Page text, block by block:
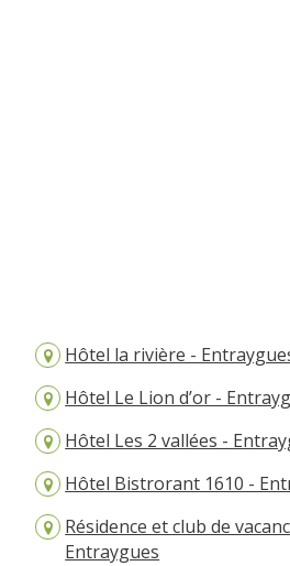
Hôtel la rivière -
Hôtel Le Lion d’or -
Hôtel Les 2 vallées -
Hôtel Bistrorant 1610 -
Résidence et club de
Entraygues